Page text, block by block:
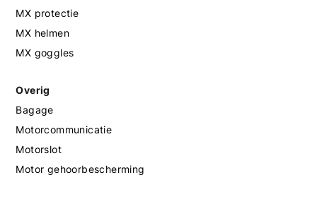
MX protectie
MX helmen
MX goggles
Overig
Bagage
Motorcommunicatie
Motorslot
Motor gehoorbescherming